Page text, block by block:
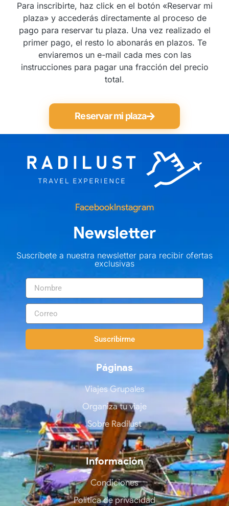
Para inscribirte, haz click en el botón «Reservar mi
plaza» y accederás directamente al proceso de
pago para reservar tu plaza. Una vez realizado el
primer pago, el resto lo abonarás en plazos. Te
enviaremos un e-mail cada mes con las
instrucciones para pagar una fracción del precio
total.
Reservar mi plaza
FacebookInstagram
Newsletter
Suscríbete a nuestra newsletter para recibir ofertas
exclusivas
Suscribirme
Páginas
Viajes Grupales
Organiza tu viaje
Sobre Radilust
Información
Condiciones
Política de privacidad